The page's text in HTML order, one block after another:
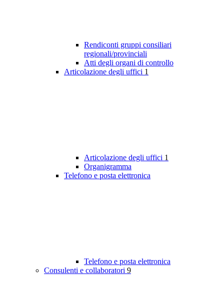
Rendiconti gruppi consiliari
regionali/provinciali
Atti degli organi di controllo
Articolazione degli uffici 1
Articolazione degli uffici 1
Organigramma
Telefono e posta elettronica
Telefono e posta elettronica
Consulenti e collaboratori 9